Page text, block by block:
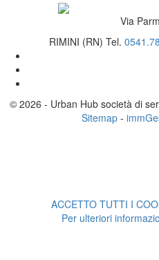
Via
RIMINI (RN) Tel.
© 2026 - Urban Hub società di
Sitemap -
ACCETTO TUTTI I
Per ulteriori